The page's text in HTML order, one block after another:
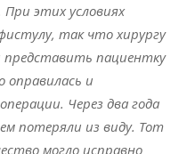
этих условиях
так что хирургу
пациентку
и
Через два года
потеряли из виду. Тот
могло исправно